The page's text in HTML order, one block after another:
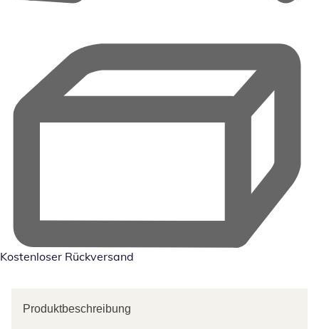
Kostenloser Rückversand
Produktbeschreibung